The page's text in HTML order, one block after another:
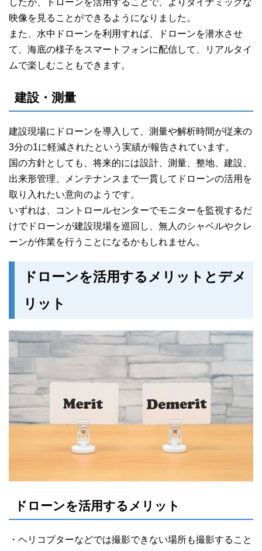
したが、ドローンを活用することで、よりダイナミックな
映像を見ることができるようになりました。
また、水中ドローンを利用すれば、ドローンを潜水させ
て、海底の様子をスマートフォンに配信して、リアルタイ
ムで楽しむこともできます。
建設・測量
建設現場にドローンを導入して、測量や解析時間が従来の
3分の1に軽減されたという実績が報告されています。
国の方針としても、将来的には設計、測量、整地、建設、
出来形管理、メンテナンスまで一貫してドローンの活用を
取り入れたい意向のようです。
いずれは、コントロールセンターでモニターを監視するだ
けでドローンが建設現場を巡回し、無人のシャベルやクレ
ーンが作業を行うことになるかもしれません。
ドローンを活用するメリットとデメ
リット
ドローンを活用するメリット
・ヘリコプターなどでは撮影できない場所も撮影すること